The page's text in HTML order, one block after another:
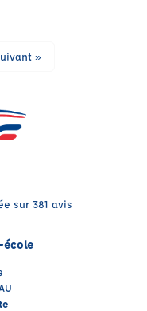
»
sur 381 avis
école